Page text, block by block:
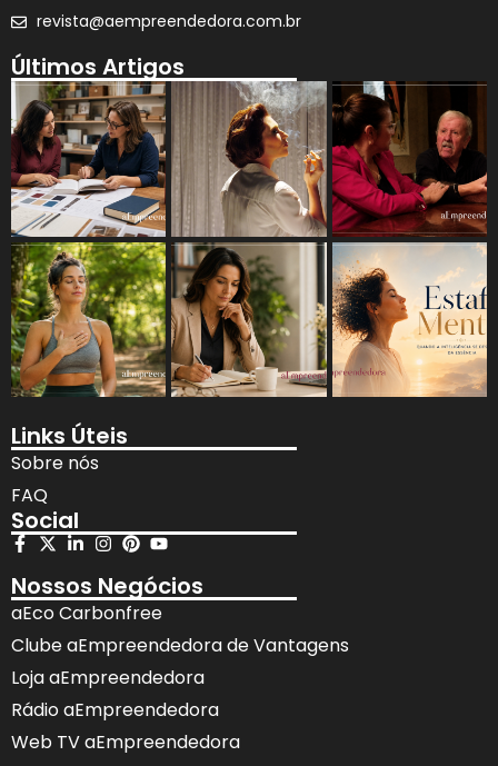
revista@aempreendedora.com.br
Últimos Artigos
Links Úteis
Sobre nós
FAQ
Social
Nossos Negócios
aEco Carbonfree
Clube aEmpreendedora de Vantagens
Loja aEmpreendedora
Rádio aEmpreendedora
Web TV aEmpreendedora